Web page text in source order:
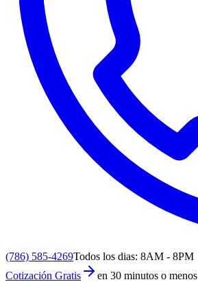
(786) 585-4269Todos los dias: 8AM - 8PM
Cotización Gratis
en 30 minutos o menos